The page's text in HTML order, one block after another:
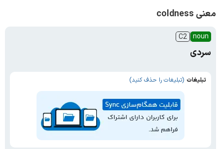
معنی coldness
noun
C2
سردی
تبلیغات (تبلیغات را حذف کنید)